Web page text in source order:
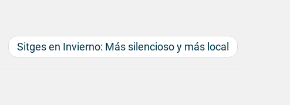
Sitges en Invierno: Más silencioso y más local